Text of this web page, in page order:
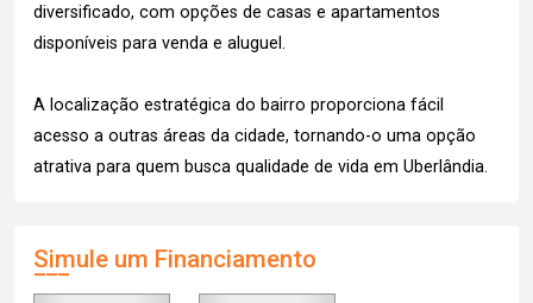
diversificado, com opções de casas e apartamentos
disponíveis para venda e aluguel.
A localização estratégica do bairro proporciona fácil
acesso a outras áreas da cidade, tornando-o uma opção
atrativa para quem busca qualidade de vida em Uberlândia.
Simule um Financiamento